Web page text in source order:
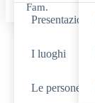
Presentazione
I luoghi
Le persone
Fam.